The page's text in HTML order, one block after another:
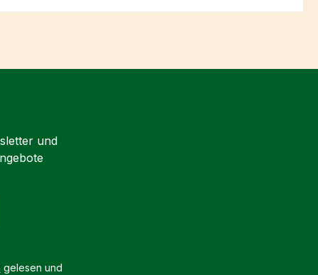
und
gelesen und